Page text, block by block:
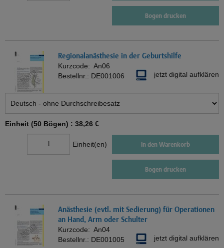
Bogen drucken
Regionalanästhesie in der Geburtshilfe
Kurzcode: An06
Bestellnr.: DE001006 jetzt digital aufklären
Einheit (50 Bögen) : 38,26 €
Einheit(en) In den Warenkorb
Bogen drucken
Anästhesie (evtl. mit Sedierung) für Operationen
an Hand, Arm oder Schulter
Kurzcode: An04
Bestellnr.: DE001005 jetzt digital aufklären